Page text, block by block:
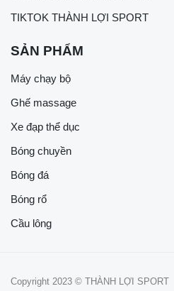
TIKTOK THÀNH LỢI SPORT
SẢN PHẨM
Máy chạy bộ
Ghế massage
Xe đạp thể dục
Bóng chuyền
Bóng đá
Bóng rổ
Cầu lông
Copyright 2023 © THÀNH LỢI SPORT